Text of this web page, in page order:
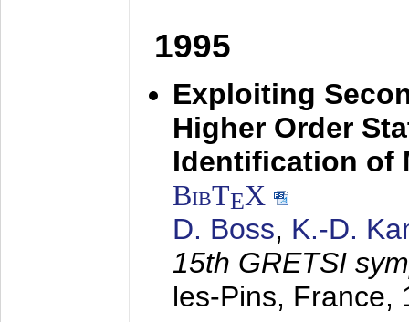
1995
Exploiting
Higher Order
Identification of
BibTEX
D. Boss, K.-D.
15th GRETSI
les-Pins, France,